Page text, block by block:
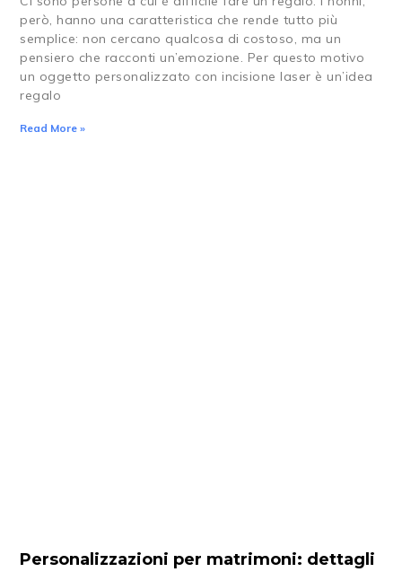
però, hanno una caratteristica che rende tutto più
semplice: non cercano qualcosa di costoso, ma un
pensiero che racconti un’emozione. Per questo motivo
un oggetto personalizzato con incisione laser è un’idea
regalo
Read More »
Personalizzazioni per matrimoni: dettagli